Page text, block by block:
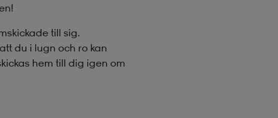
till sig.
du i lugn och ro kan
hem till dig igen om